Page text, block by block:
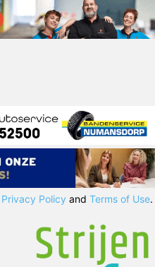
Privacy Policy and Terms of Use.